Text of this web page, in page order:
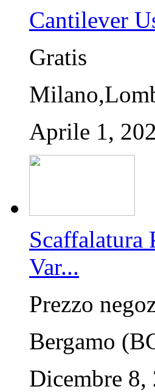
Cantilever
Gratis
Aprile 1,
Var...
Prezzo
Bergamo
Dicembre 8,